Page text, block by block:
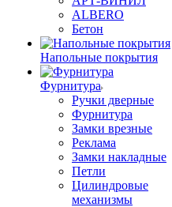
ALBERO
Бетон
Напольные покрытия
Фурнитура
Ручки дверные
Фурнитура
Замки врезные
Реклама
Замки накладные
Петли
Цилиндровые
механизмы